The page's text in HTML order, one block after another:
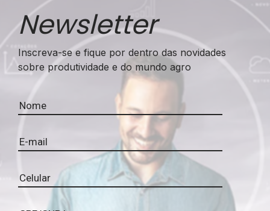
Newsletter
Inscreva-se e fique por dentro das novidades
sobre produtividade e do mundo agro